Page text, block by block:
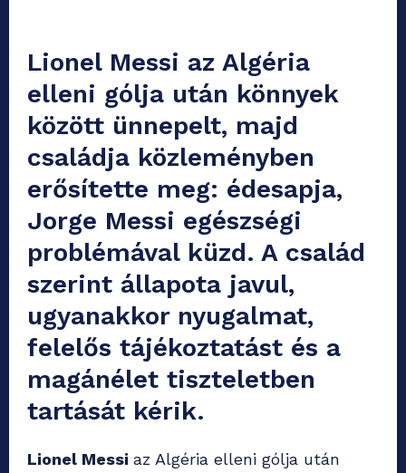
Lionel Messi az Algéria
elleni gólja után könnyek
között ünnepelt, majd
családja közleményben
erősítette meg: édesapja,
Jorge Messi egészségi
problémával küzd. A család
szerint állapota javul,
ugyanakkor nyugalmat,
felelős tájékoztatást és a
magánélet tiszteletben
tartását kérik.
Lionel Messi az Algéria elleni gólja után